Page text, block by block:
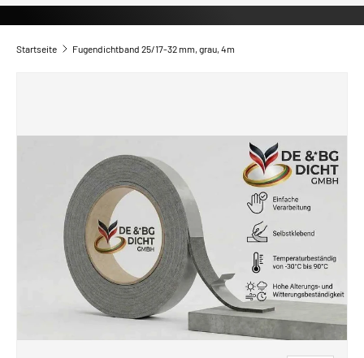
Startseite Fugendichtband 25/17-32 mm, grau, 4m